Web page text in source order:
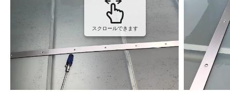
スクロールできます